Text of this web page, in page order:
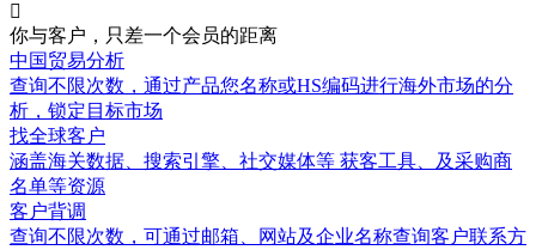

你与客户，只差一个会员的距离
中国贸易分析
查询不限次数 ，通过产品您名称或HS编码进行海外市场的分
析，锁定目标市场
找全球客户
涵盖海关数据 、搜索引擎、社交媒体等 获客工具、及采购商
名单等资源
客户背调
查询不限次数 ，可通过邮箱、网站及企业名称查询客户联系方